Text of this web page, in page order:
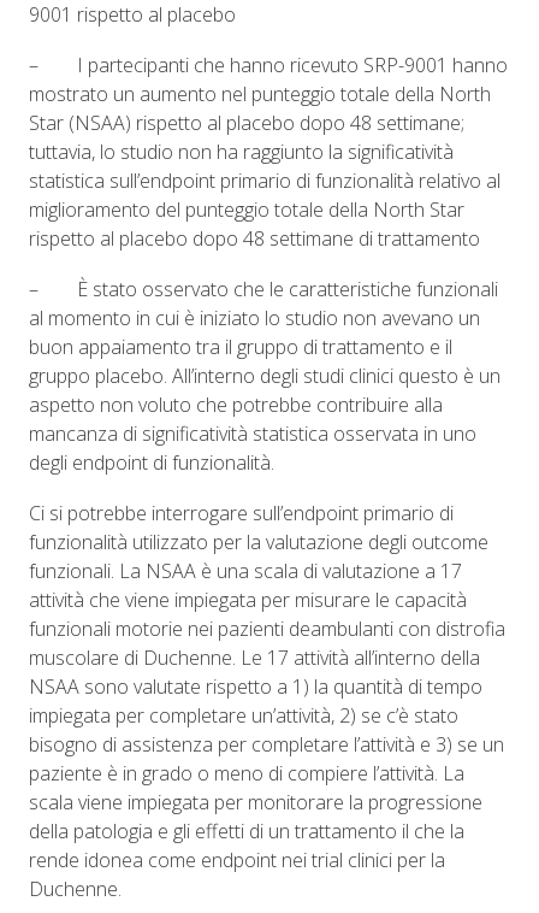
9001 rispetto al placebo
– I partecipanti che hanno ricevuto SRP-9001 hanno
mostrato un aumento nel punteggio totale della North
Star (NSAA) rispetto al placebo dopo 48 settimane;
tuttavia, lo studio non ha raggiunto la significatività
statistica sull’endpoint primario di funzionalità relativo al
miglioramento del punteggio totale della North Star
rispetto al placebo dopo 48 settimane di trattamento
– È stato osservato che le caratteristiche funzionali
al momento in cui è iniziato lo studio non avevano un
buon appaiamento tra il gruppo di trattamento e il
gruppo placebo. All’interno degli studi clinici questo è un
aspetto non voluto che potrebbe contribuire alla
mancanza di significatività statistica osservata in uno
degli endpoint di funzionalità.
Ci si potrebbe interrogare sull’endpoint primario di
funzionalità utilizzato per la valutazione degli outcome
funzionali. La NSAA è una scala di valutazione a 17
attività che viene impiegata per misurare le capacità
funzionali motorie nei pazienti deambulanti con distrofia
muscolare di Duchenne. Le 17 attività all’interno della
NSAA sono valutate rispetto a 1) la quantità di tempo
impiegata per completare un’attività, 2) se c’è stato
bisogno di assistenza per completare l’attività e 3) se un
paziente è in grado o meno di compiere l’attività. La
scala viene impiegata per monitorare la progressione
della patologia e gli effetti di un trattamento il che la
rende idonea come endpoint nei trial clinici per la
Duchenne.